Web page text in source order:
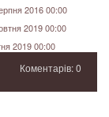
2016 00:00
2019 00:00
2019 00:00
Коментарів: 0